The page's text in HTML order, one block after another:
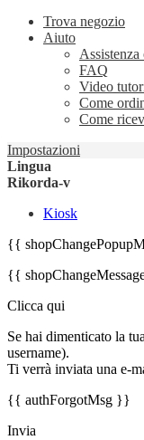
Trova negozio
Aiuto
FAQ
Video
Come
Come
Impostazioni
Lingua
Rikorda-v
Kiosk
{{
{{
Clicca qui
Se hai dimenticato la
username).
Ti verrà inviata una e-
{{ authForgotMsg }}
Invia